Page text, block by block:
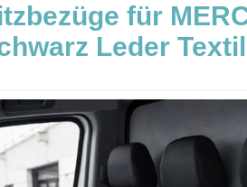
für
Leder Textil